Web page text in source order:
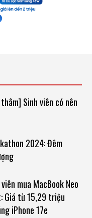
Sinh viên có nên
2024: Đêm
mua MacBook Neo
Giá từ 15,29 triệu
iPhone 17e